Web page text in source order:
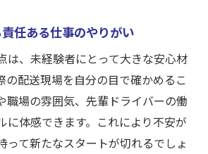
任ある仕事のやりがい
は、未経験者にとって大きな安心材
の配送現場を自分の目で確かめるこ
職場の雰囲気、先輩ドライバーの働
に体感できます。これにより不安が
って新たなスタートが切れるでしょ